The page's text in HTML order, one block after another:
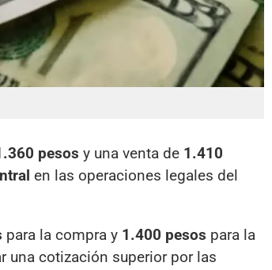
pesos y una venta de 1.410
en las operaciones legales del
para la compra y 1.400 pesos para la
una cotización superior por las